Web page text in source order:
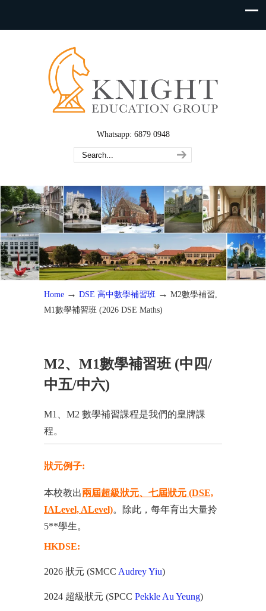
Whatsapp: 6879 0948
Home → DSE 高中數學補習班 → M2數學補習,
M1數學補習班 (2026 DSE Maths)
M2、M1數學補習班 (中四/
中五/中六)
M1、M2 數學補習課程是我們的皇牌課
程。
狀元例子:
本校教出兩屆超級狀元、七屆狀元 (DSE,
IALevel, ALevel)。除此，每年育出大量拎
5**學生。
HKDSE:
2026 狀元 (SMCC Audrey Yiu)
2024 超級狀元 (SPCC Pekkle Au Yeung)